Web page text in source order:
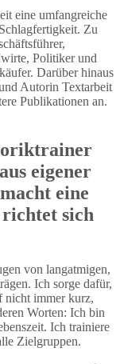
eine umfangreiche
Zu
Politiker und
Darüber hinaus
Autorin Textarbeit
Publikationen an.
eigener
eine
sich
von langatmigen,
Ich sorge dafür,
nicht immer kurz,
Worten: Ich bin
Ich trainiere
Zielgruppen.